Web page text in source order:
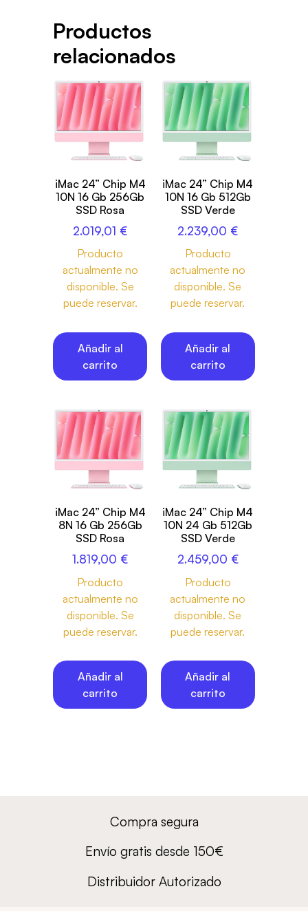
Productos
relacionados
iMac 24” Chip M4
10N 16 Gb 256Gb
SSD Rosa
2.019,01 €
Producto
actualmente no
disponible. Se
puede reservar.
Añadir al
carrito
iMac 24” Chip M4
10N 16 Gb 512Gb
SSD Verde
2.239,00 €
Producto
actualmente no
disponible. Se
puede reservar.
Añadir al
carrito
iMac 24” Chip M4
8N 16 Gb 256Gb
SSD Rosa
1.819,00 €
Producto
actualmente no
disponible. Se
puede reservar.
Añadir al
carrito
iMac 24” Chip M4
10N 24 Gb 512Gb
SSD Verde
2.459,00 €
Producto
actualmente no
disponible. Se
puede reservar.
Añadir al
carrito
Compra segura
Envío gratis desde 150€
Distribuidor Autorizado